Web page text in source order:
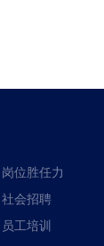
岗位胜任力
社会招聘
员工培训